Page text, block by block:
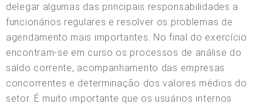
delegar algumas das principais responsabilidades a
funcionários regulares e resolver os problemas de
agendamento mais importantes. No final do exercício
encontram-se em curso os processos de análise do
saldo corrente, acompanhamento das empresas
concorrentes e determinação dos valores médios do
setor. É muito importante que os usuários internos